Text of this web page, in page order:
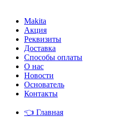
Makita
Акция
Реквизиты
Доставка
Способы оплаты
О нас
Новости
Основатель
Контакты
👈 Главная